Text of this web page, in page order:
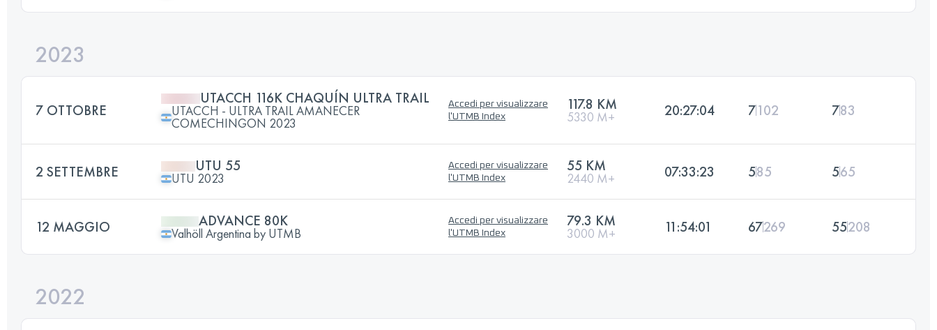
2023
7 OTTOBRE
UTACCH 116K CHAQUÍN ULTRA TRAIL
UTACCH - ULTRA TRAIL AMANECER
COMECHINGON 2023
Accedi per visualizzare
l'UTMB Index
117.8 KM
5330 M+ 20:27:04 7102 783
2 SETTEMBRE UTU 55
UTU 2023
Accedi per visualizzare
l'UTMB Index
55 KM
2440 M+ 07:33:23 585 565
12 MAGGIO ADVANCE 80K
Valhöll Argentina by UTMB
Accedi per visualizzare
l'UTMB Index
79.3 KM
3000 M+ 11:54:01 67269 55208
2022